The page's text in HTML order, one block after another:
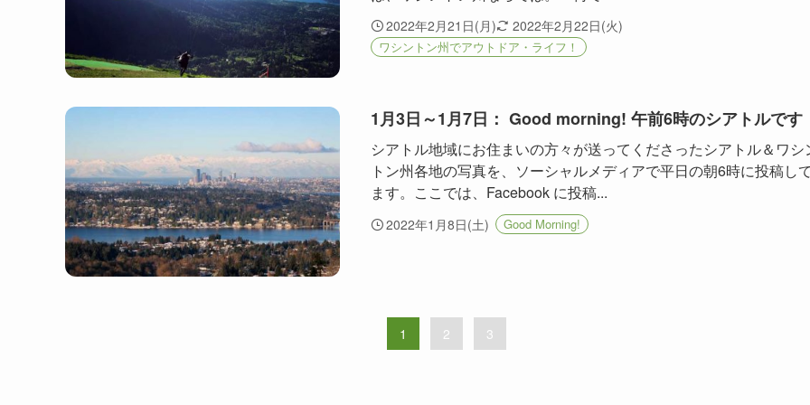
2022年2月21日(月) 2022年2月22日(火)
ワシントン州でアウトドア・ライフ！
1月3日～1月7日： Good morning! 午前6時のシアトルです
シアトル地域にお住まいの方々が送ってくださったシアトル＆ワシ
トン州各地の写真を、ソーシャルメディアで平日の朝6時に投稿し
ます。ここでは、Facebook に投稿...
2022年1月8日(土) Good Morning!
1 2 3